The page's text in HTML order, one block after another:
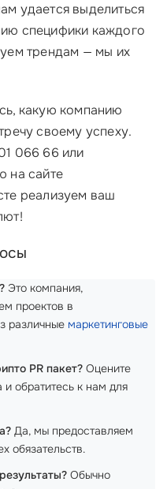
удается выделиться
специфики каждого
трендам — мы их
какую компанию
своему успеху.
066 66 или
на сайте
реализуем ваш
Это компания,
проектов в
различные маркетинговые
PR пакет? Оцените
и обратитесь к нам для
Да, мы предоставляем
обязательств.
Обычно